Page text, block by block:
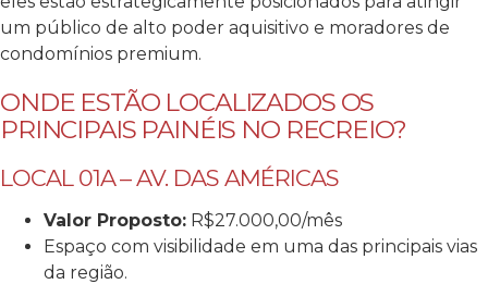
um público de alto poder aquisitivo e moradores de
condomínios premium.
ONDE ESTÃO LOCALIZADOS OS
PRINCIPAIS PAINÉIS NO RECREIO?
LOCAL 01A – AV. DAS AMÉRICAS
Valor Proposto: R$27.000,00/mês
Espaço com visibilidade em uma das principais vias
da região.